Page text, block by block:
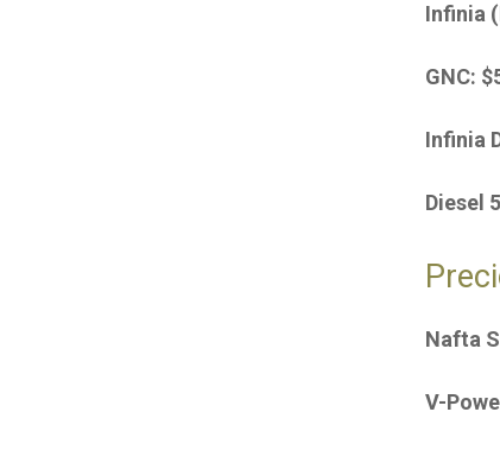
Infinia
GNC:
Infinia
Diesel
Nafta
V-